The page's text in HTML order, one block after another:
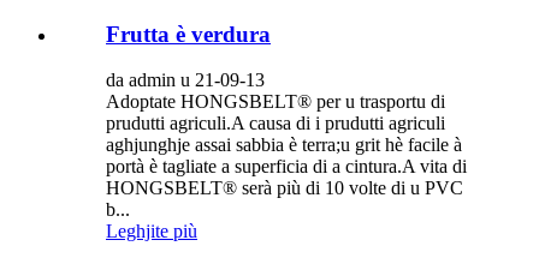
Frutta è verdura
da admin u 21-09-13
Adoptate HONGSBELT® per u trasportu di
prudutti agriculi.A causa di i prudutti agriculi
aghjunghje assai sabbia è terra;u grit hè facile à
portà è tagliate a superficia di a cintura.A vita di
HONGSBELT® serà più di 10 volte di u PVC
b...
Leghjite più